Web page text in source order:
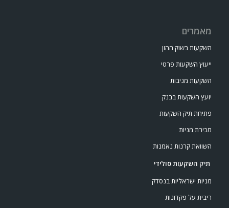
מאמרים
השקעות בשוק ההון
ייעוץ השקעות פרטי
השקעות מניבות
יועץ השקעות בבנק
פתיחת תיק השקעות
מכירת מניות
השוואת קרנות נאמנות
תיק השקעות סולידי
מניות ישראליות בנסדק
ריבית על פקדונות